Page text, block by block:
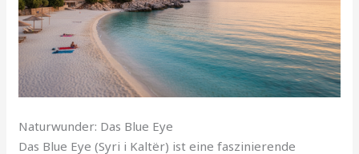
Naturwunder: Das Blue Eye
Das Blue Eye (Syri i Kaltër) ist eine faszinierende